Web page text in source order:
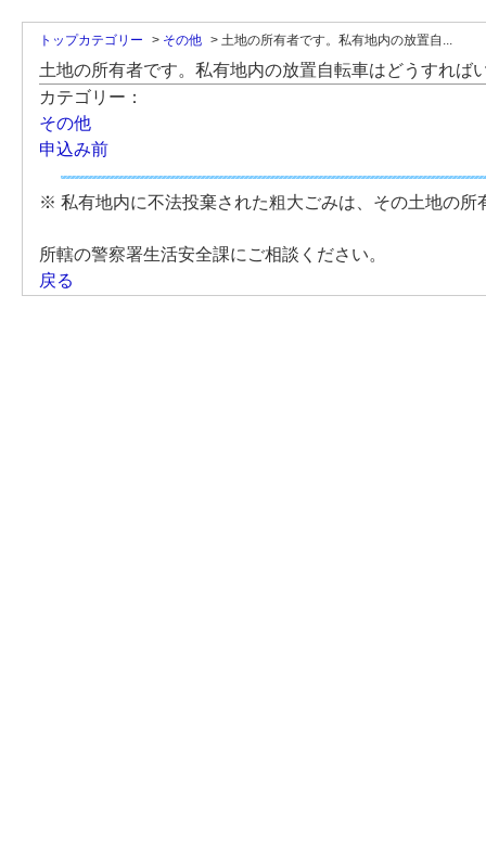
トップカテゴリー > その他 > 土地の所有者です。私有地内の放置自...
土地の所有者です。私有地内の放置自転車はどうすれば
カテゴリー：
その他
申込み前
※ 私有地内に不法投棄された粗大ごみは、その土地の
所轄の警察署生活安全課にご相談ください。
戻る